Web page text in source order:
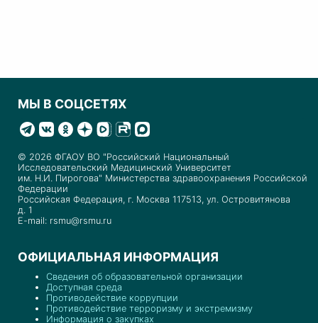
МЫ В СОЦСЕТЯХ
© 2026 ФГАОУ ВО "Российский Национальный
Исследовательский Медицинский Университет
им. Н.И. Пирогова" Министерства здравоохранения Российской
Федерации
Российская Федерация, г. Москва 117513, ул. Островитянова
д. 1
E-mail: rsmu@rsmu.ru
ОФИЦИАЛЬНАЯ ИНФОРМАЦИЯ
Сведения об образовательной организации
Доступная среда
Противодействие коррупции
Противодействие терроризму и экстремизму
Информация о закупках